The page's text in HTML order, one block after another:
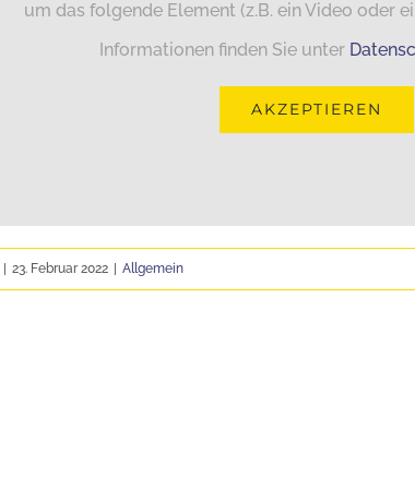
um das folgende Element (z.B. ein Video oder
Informationen finden Sie unter
AKZEPTIEREN
| 23. Februar 2022 | Allgemein